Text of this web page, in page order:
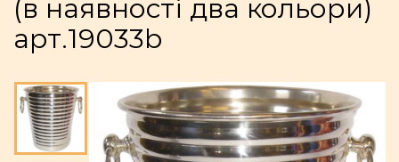
(в наявності два кольори)
арт.19033b